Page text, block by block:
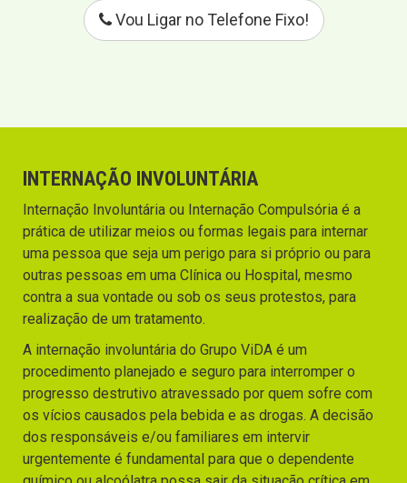
Vou Ligar no Telefone Fixo!
INTERNAÇÃO INVOLUNTÁRIA
Internação Involuntária ou Internação Compulsória é a
prática de utilizar meios ou formas legais para internar
uma pessoa que seja um perigo para si próprio ou para
outras pessoas em uma Clínica ou Hospital, mesmo
contra a sua vontade ou sob os seus protestos, para
realização de um tratamento.
A internação involuntária do Grupo ViDA é um
procedimento planejado e seguro para interromper o
progresso destrutivo atravessado por quem sofre com
os vícios causados pela bebida e as drogas. A decisão
dos responsáveis e/ou familiares em intervir
urgentemente é fundamental para que o dependente